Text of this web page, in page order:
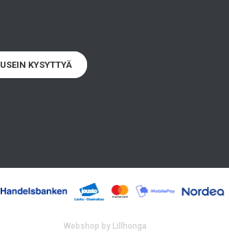
USEIN KYSYTTYÄ
Webshop by Lillhonga